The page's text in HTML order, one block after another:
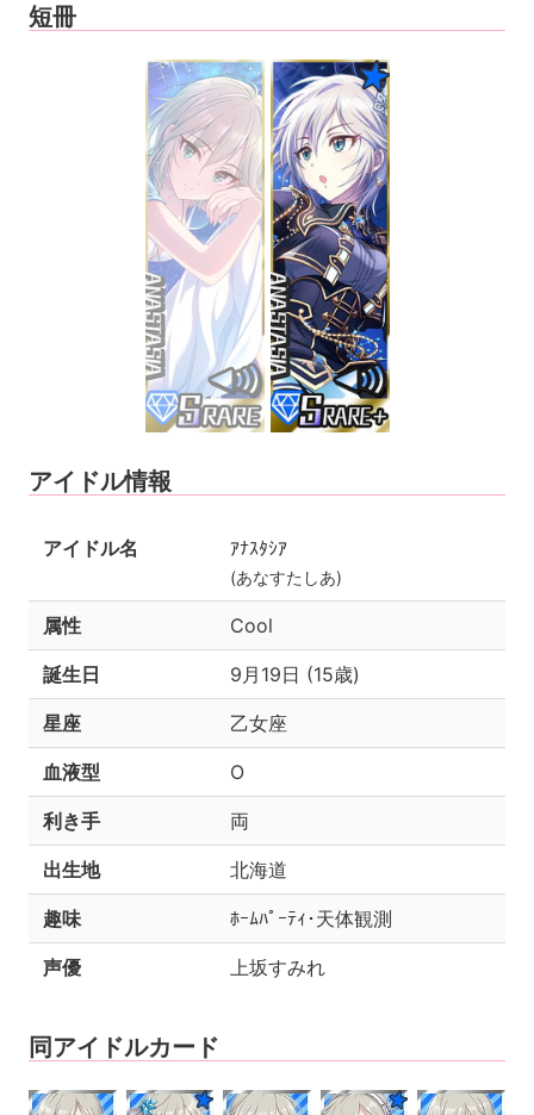
短冊
アイドル情報
アイドル名 ｱﾅｽﾀｼｱ
(あなすたしあ)
属性 Cool
誕生日 9月19日 (15歳)
星座 乙女座
血液型 O
利き手 両
出生地 北海道
趣味 ﾎｰﾑﾊﾟｰﾃｨ･天体観測
声優 上坂すみれ
同アイドルカード